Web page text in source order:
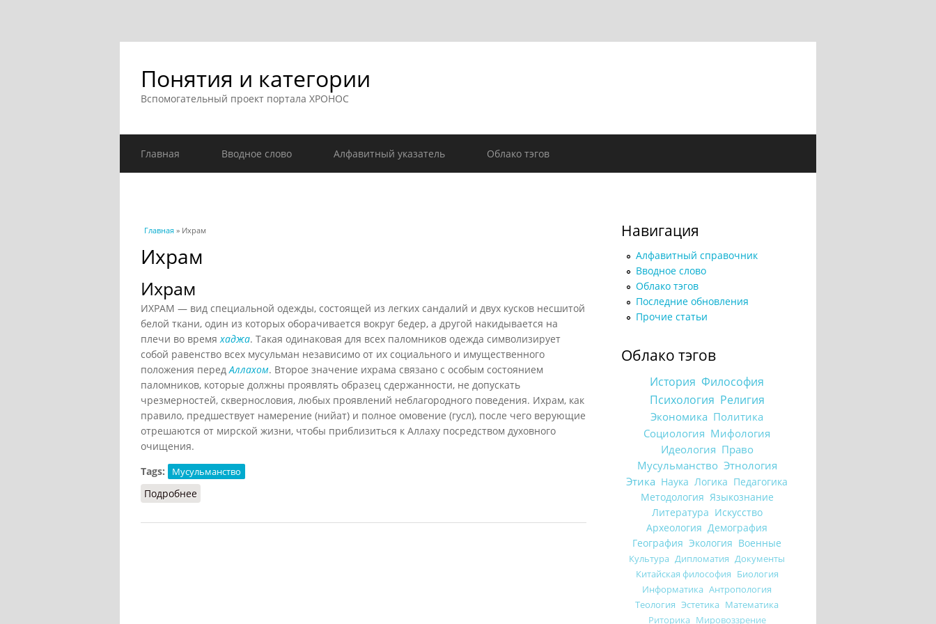
Понятия и категории
Вспомогательный проект портала ХРОНОС
Главная Вводное слово Алфавитный указатель Облако тэгов
Вы здесь
Главная » Ихрам
Ихрам
Ихрам
ИХРАМ — вид специальной одежды, состоящей из легких сандалий и двух кусков несшитой
белой ткани, один из которых оборачивается вокруг бедер, а другой накидывается на
плечи во времяхаджа. Такая одинаковая для всех паломников одежда символизирует
собой равенство всех мусульман независимо от их социального и имущественного
положения передАллахом. Второе значение ихрама связано с особым состоянием
паломников, которые должны проявлять образец сдержанности, не допускать
чрезмерностей, сквернословия, любых проявлений неблагородного поведения. Ихрам, как
правило, предшествует намерение (нийат) и полное омовение (гусл), после чего верующие
отрешаются от мирской жизни, чтобы приблизиться к Аллаху посредством духовного
очищения.
Tags:
Мусульманство
Подробнее
Навигация
Алфавитный справочник
Вводное слово
Облако тэгов
Последние обновления
Прочие статьи
Облако тэгов
История Философия
Психология Религия
Экономика Политика
Социология Мифология
Идеология Право
Мусульманство Этнология
Этика Наука Логика Педагогика
Методология Языкознание
Литература Искусство
Археология Демография
География Экология Военные
Культура Дипломатия Документы
Китайская философия Биология
Информатика Антропология
Теология Эстетика Математика
Риторика Мировоззрение